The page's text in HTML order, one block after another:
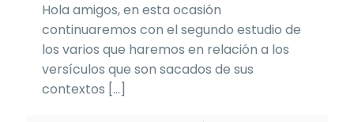
Hola amigos, en esta ocasión
continuaremos con el segundo estudio de
los varios que haremos en relación a los
versículos que son sacados de sus
contextos […]